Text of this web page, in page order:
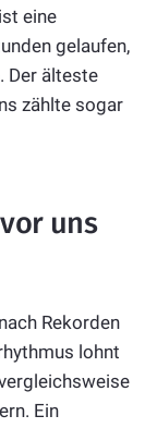
eine
gelaufen,
Der älteste
zählte sogar
uns
Rekorden
lohnt
Ein